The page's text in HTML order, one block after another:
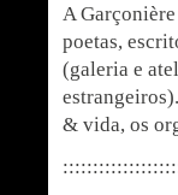
A
poetas,
(galeria e
& vida, os